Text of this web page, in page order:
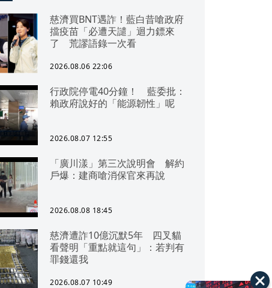
慈濟買BNT遇詐！藍白昔嗆政府
擋疫苗「必遭天譴」迴力鏢來
了 荒謬語錄一次看
2026.08.06 22:06
行政院停電40分鐘！ 藍委批：
賴政府說好的「能源韌性」呢
2026.08.07 12:55
「廣川漾」第三次說明會 解約
戶爆：建商嗆消保官來再說
2026.08.08 18:45
慈濟遭詐10億沉默5年 四叉貓
看聲明「重點就這句」：若判有
罪錢還我
2026.08.07 10:49